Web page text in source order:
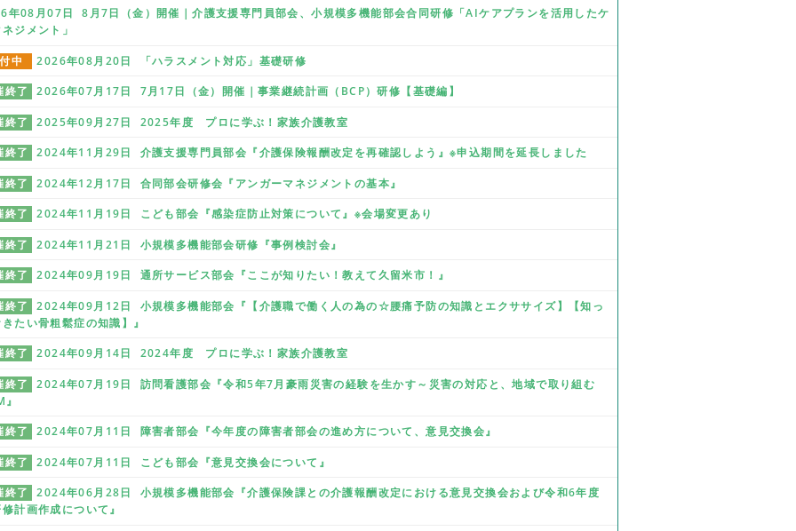
年08月07日 8月7日（金）開催｜介護支援専門員部会、小規模多機能部会合同研修「AIケアプランを活用したケ
ジメント」
中 2026年08月20日 「ハラスメント対応」基礎研修
終了 2026年07月17日 7月17日（金）開催｜事業継続計画（BCP）研修【基礎編】
終了 2025年09月27日 2025年度 プロに学ぶ！家族介護教室
終了 2024年11月29日 介護支援専門員部会『介護保険報酬改定を再確認しよう』※申込期間を延長しました
終了 2024年12月17日 合同部会研修会『アンガーマネジメントの基本』
終了 2024年11月19日 こども部会『感染症防止対策について』※会場変更あり
終了 2024年11月21日 小規模多機能部会研修『事例検討会』
終了 2024年09月19日 通所サービス部会『ここが知りたい！教えて久留米市！』
終了
2024年09月12日 小規模多機能部会『【介護職で働く人の為の☆腰痛予防の知識とエクササイズ】【知っ
たい骨粗鬆症の知識】』
終了 2024年09月14日 2024年度 プロに学ぶ！家族介護教室
終了
2024年07月19日 訪問看護部会『令和5年7月豪雨災害の経験を生かす～災害の対応と、地域で取り組む
終了 2024年07月11日 障害者部会『今年度の障害者部会の進め方について、意見交換会』
終了 2024年07月11日 こども部会『意見交換会について』
終了
2024年06月28日 小規模多機能部会『介護保険課との介護報酬改定における意見交換会および令和6年度
計画作成について』